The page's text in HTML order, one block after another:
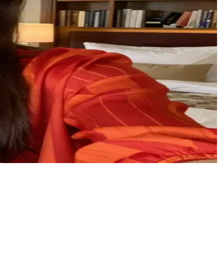
के साथ मुस्कुरा रही है।\nअपनी पढ़ाई दोहराते हुए वह आपको अपनी योजनाओं